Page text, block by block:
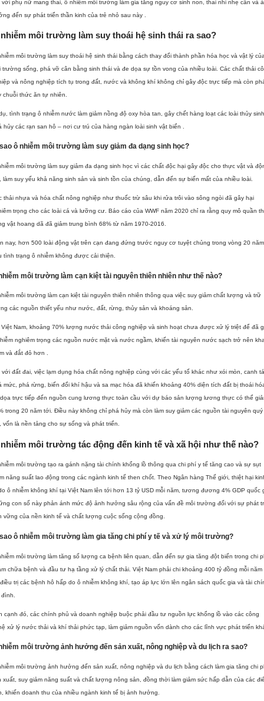
với phụ nữ mang thai, ô nhiễm môi trường làm gia tăng nguy cơ sinh non, thai nhi nhẹ cân và
đến sự phát triển thần kinh của trẻ nhỏ sau này .
môi trường làm suy thoái hệ sinh thái ra sao?
môi trường làm suy thoái hệ sinh thái bằng cách thay đổi thành phần hóa học và vật lý
trường sống, phá vỡ cân bằng sinh thái và đe dọa sự tồn vong của nhiều loài. Các chất thải
và nông nghiệp tích tụ trong đất, nước và không khí không chỉ gây độc trực tiếp mà còn
chuỗi thức ăn tự nhiên.
tình trạng ô nhiễm nước làm giảm nồng độ oxy hòa tan, gây chết hàng loạt các loài thủy
hủy các rạn san hô – nơi cư trú của hàng ngàn loài sinh vật biển .
ô nhiễm môi trường làm suy giảm đa dạng sinh học?
môi trường làm suy giảm đa dạng sinh học vì các chất độc hại gây độc cho thực vật và
làm suy yếu khả năng sinh sản và sinh tồn của chúng, dẫn đến sự biến mất của nhiều loài.
thải nhựa và hóa chất nông nghiệp như thuốc trừ sâu khi rửa trôi vào sông ngòi đã gây hại
trọng cho các loài cá và lưỡng cư. Báo cáo của WWF năm 2020 chỉ ra rằng quy mô quần
vật hoang dã đã giảm trung bình 68% từ năm 1970-2016.
nay, hơn 500 loài động vật trên cạn đang đứng trước nguy cơ tuyệt chủng trong vòng 20
tình trạng ô nhiễm không được cải thiện.
môi trường làm cạn kiệt tài nguyên thiên nhiên như thế nào?
môi trường làm cạn kiệt tài nguyên thiên nhiên thông qua việc suy giảm chất lượng và trữ
các nguồn thiết yếu như nước, đất, rừng, thủy sản và khoáng sản.
Việt Nam, khoảng 70% lượng nước thải công nghiệp và sinh hoạt chưa được xử lý triệt để đã
nghiêm trọng các nguồn nước mặt và nước ngầm, khiến tài nguyên nước sạch trở nên
và đắt đỏ hơn .
với đất đai, việc lạm dụng hóa chất nông nghiệp cùng với các yếu tố khác như xói mòn, canh
mức, phá rừng, biến đổi khí hậu và sa mạc hóa đã khiến khoảng 40% diện tích đất bị thoái
trực tiếp đến nguồn cung lương thực toàn cầu với dự báo sản lượng lương thực có thể
trong 20 năm tới. Điều này không chỉ phá hủy mà còn làm suy giảm các nguồn tài nguyên quý
vốn là nền tảng cho sự sống và phát triển.
môi trường tác động đến kinh tế và xã hội như thế nào?
môi trường tạo ra gánh nặng tài chính khổng lồ thông qua chi phí y tế tăng cao và sự sụt
năng suất lao động trong các ngành kinh tế then chốt. Theo Ngân hàng Thế giới, thiệt hại
ô nhiễm không khí tại Việt Nam lên tới hơn 13 tỷ USD mỗi năm, tương đương 4% GDP quốc
con số này phản ánh mức độ ảnh hưởng sâu rộng của vấn đề môi trường đối với sự phát
vững của nền kinh tế và chất lượng cuộc sống cộng đồng.
ô nhiễm môi trường làm gia tăng chi phí y tế và xử lý môi trường?
môi trường làm tăng số lượng ca bệnh liên quan, dẫn đến sự gia tăng đột biến trong chi
chữa bệnh và đầu tư hạ tầng xử lý chất thải. Việt Nam phải chi khoảng 400 tỷ đồng mỗi năm
trị các bệnh hô hấp do ô nhiễm không khí, tạo áp lực lớn lên ngân sách quốc gia và tài
cạnh đó, các chính phủ và doanh nghiệp buộc phải đầu tư nguồn lực khổng lồ vào các công
xử lý nước thải và khí thải phức tạp, làm giảm nguồn vốn dành cho các lĩnh vực phát triển
môi trường ảnh hưởng đến sản xuất, nông nghiệp và du lịch ra sao?
môi trường ảnh hưởng đến sản xuất, nông nghiệp và du lịch bằng cách làm gia tăng chi
xuất, suy giảm năng suất và chất lượng nông sản, đồng thời làm giảm sức hấp dẫn của các
khiến doanh thu của nhiều ngành kinh tế bị ảnh hưởng.